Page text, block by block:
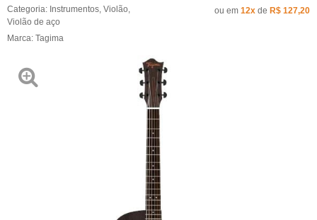
Categoria: Instrumentos Violão
Violão de aço
Marca: Tagima
ou em 12x de R$ 127,20